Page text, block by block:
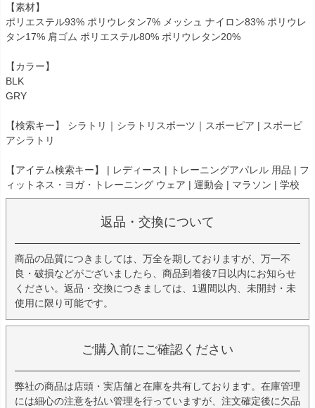
【素材】
ポリエステル93% ポリウレタン7% メッシュ ナイロン83% ポリウレ
タン17% 肩ゴム ポリエステル80% ポリウレタン20%
【カラー】
BLK
GRY
【検索キー】 シラトリ｜シラトリスポーツ｜スポーピア | スポーピ
アシラトリ
【アイテム検索キー】 | レディース | トレーニングアパレル 用品 | フ
ィットネス・ヨガ・トレーニング ウェア | 運動会 | マラソン | 学校
返品・交換について
商品の品質につきましては、万全を期しておりますが、万一不
良・破損などがございましたら、商品到着後7日以内にお知らせ
ください。返品・交換につきましては、1週間以内、未開封・未
使用に限り可能です。
ご購入前にご確認ください
弊社の商品は店頭・実店舗と在庫を共有しております。在庫管理
には細心の注意を払い管理を行っていますが、注文確定後に欠品